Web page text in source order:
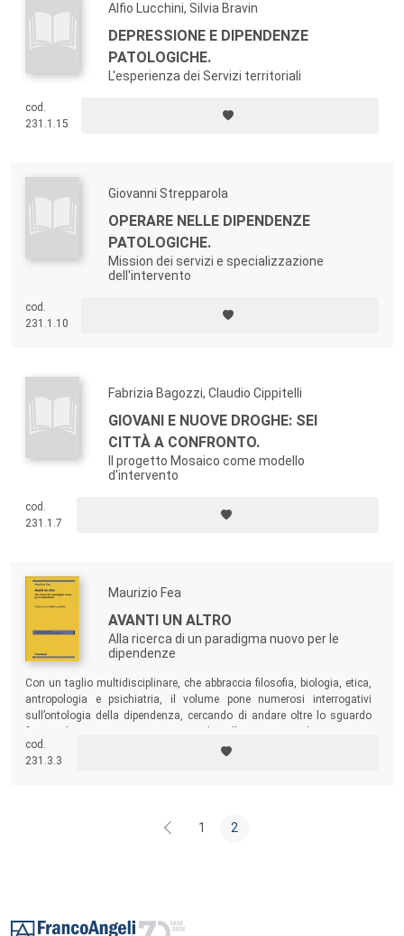
Alfio Lucchini, Silvia Bravin
DEPRESSIONE E DIPENDENZE
PATOLOGICHE.
L'esperienza dei Servizi territoriali
cod.
231.1.15
Giovanni Strepparola
OPERARE NELLE DIPENDENZE
PATOLOGICHE.
Mission dei servizi e specializzazione
dell'intervento
cod.
231.1.10
Fabrizia Bagozzi, Claudio Cippitelli
GIOVANI E NUOVE DROGHE: SEI
CITTÀ A CONFRONTO.
Il progetto Mosaico come modello
d'intervento
cod.
231.1.7
Maurizio Fea
AVANTI UN ALTRO
Alla ricerca di un paradigma nuovo per le
dipendenze
Con un taglio multidisciplinare, che abbraccia filosofia, biologia, etica,
antropologia e psichiatria, il volume pone numerosi interrogativi
sull’ontologia della dipendenza, cercando di andare oltre lo sguardo
cod.
231.3.3
1 2